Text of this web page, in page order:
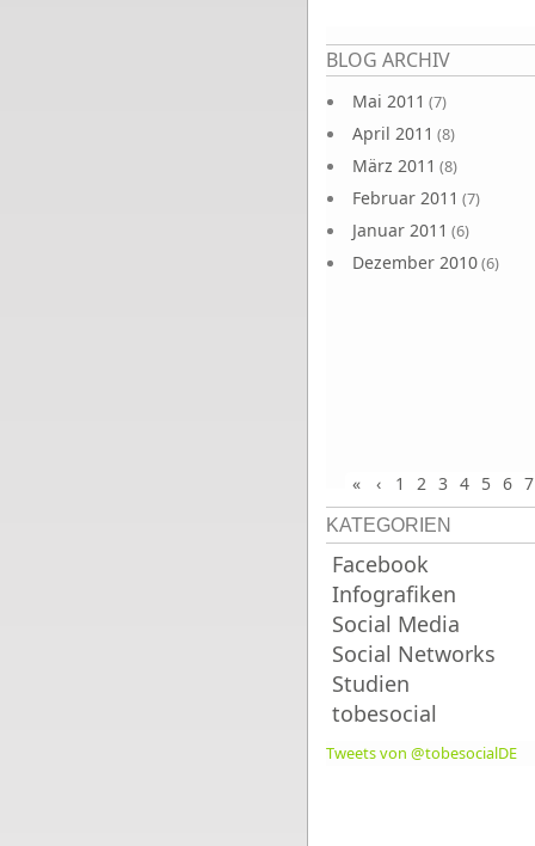
BLOG ARCHIV
Mai 2011 (7)
April 2011 (8)
März 2011 (8)
Februar 2011 (7)
Januar 2011 (6)
Dezember 2010(6)
Seiten
« ‹ 1 2 3 4 5 6 7
KATEGORIEN
Facebook
Infografiken
Social Media
Social Networks
Studien
tobesocial
Tweets von @tobesocialDE